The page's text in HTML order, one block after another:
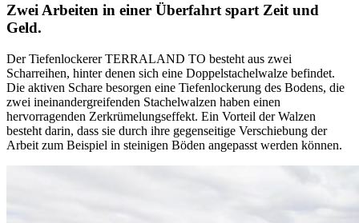
Zwei Arbeiten in einer Überfahrt spart Zeit und
Geld.
Der Tiefenlockerer TERRALAND TO besteht aus zwei
Scharreihen, hinter denen sich eine Doppelstachelwalze befindet.
Die aktiven Schare besorgen eine Tiefenlockerung des Bodens, die
zwei ineinandergreifenden Stachelwalzen haben einen
hervorragenden Zerkrümelungseffekt. Ein Vorteil der Walzen
besteht darin, dass sie durch ihre gegenseitige Verschiebung der
Arbeit zum Beispiel in steinigen Böden angepasst werden können.